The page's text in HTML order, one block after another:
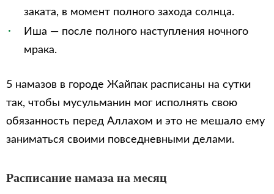
заката, в момент полного захода солнца.
Иша — после полного наступления ночного
мрака.
5 намазов в городе Жайпак расписаны на сутки
так, чтобы мусульманин мог исполнять свою
обязанность перед Аллахом и это не мешало ему
заниматься своими повседневными делами.
Расписание намаза на месяц